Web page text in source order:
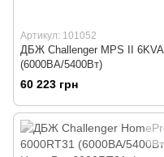
Артикул: 101052
ДБЖ Challenger MPS II 6KVA
(6000ВА/5400Вт)
60 223 грн